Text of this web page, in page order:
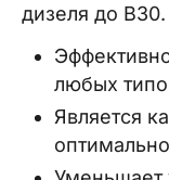
дизеля до B30.
любых
Является